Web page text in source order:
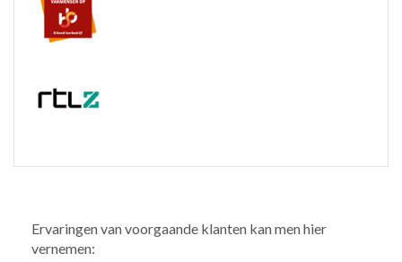
Ervaringen van voorgaande klanten kan men hier
vernemen: